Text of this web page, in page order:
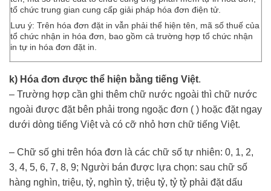
tổ chức trung gian cung cấp giải pháp hóa đơn điện tử.
Lưu ý: Trên hóa đơn đặt in vẫn phải thể hiện tên, mã số thuế của
tổ chức nhận in hóa đơn, bao gồm cả trường hợp tổ chức nhận
in tự in hóa đơn đặt in.
k) Hóa đơn được thể hiện bằng tiếng Việt.
– Trường hợp cần ghi thêm chữ nước ngoài thì chữ nước
ngoài được đặt bên phải trong ngoặc đơn ( ) hoặc đặt ngay
dưới dòng tiếng Việt và có cỡ nhỏ hơn chữ tiếng Việt.
– Chữ số ghi trên hóa đơn là các chữ số tự nhiên: 0, 1, 2,
3, 4, 5, 6, 7, 8, 9; Người bán được lựa chọn: sau chữ số
hàng nghìn, triệu, tỷ, nghìn tỷ, triệu tỷ, tỷ tỷ phải đặt dấu